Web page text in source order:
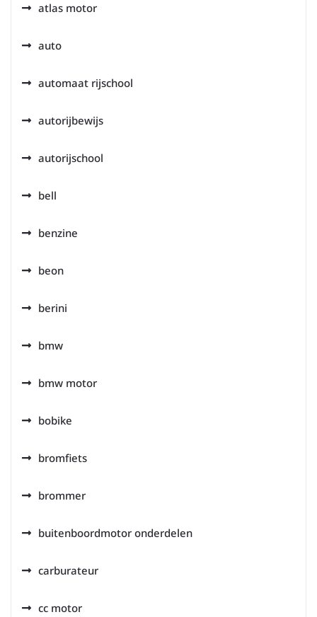
atlas motor
auto
automaat rijschool
autorijbewijs
autorijschool
bell
benzine
beon
berini
bmw
bmw motor
bobike
bromfiets
brommer
buitenboordmotor onderdelen
carburateur
cc motor